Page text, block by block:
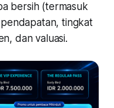
bersih (termasuk
tingkat
dan valuasi.